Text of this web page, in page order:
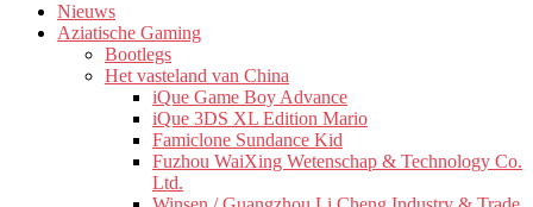
Nieuws
Aziatische Gaming
Bootlegs
Het vasteland van China
iQue Game Boy Advance
iQue 3DS XL Edition Mario
Famiclone Sundance Kid
Fuzhou WaiXing Wetenschap & Technology Co.
Ltd.